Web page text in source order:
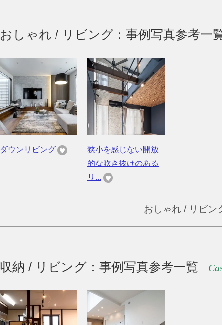
おしゃれ / リビング：事例写真参考一
ダウンリビング
狭小を感じない開放
的な吹き抜けのある
リ...
おしゃれ / リビン
収納 / リビング：事例写真参考一覧